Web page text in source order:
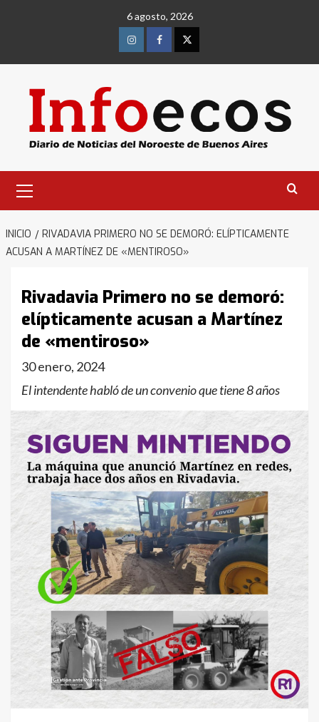
6 agosto, 2026
InstagramFacebookTwitter
primario
INICIO
RIVADAVIA PRIMERO NO SE DEMORÓ: ELÍPTICAMENTE
ACUSAN A MARTÍNEZ DE «MENTIROSO»
Rivadavia Primero no se demoró:
elípticamente acusan a Martínez
de «mentiroso»
30 enero, 2024
El intendente habló de un convenio que tiene 8 años